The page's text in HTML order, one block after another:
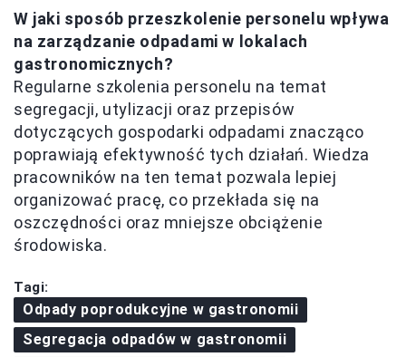
W jaki sposób przeszkolenie personelu wpływa
na zarządzanie odpadami w lokalach
gastronomicznych?
Regularne szkolenia personelu na temat
segregacji, utylizacji oraz przepisów
dotyczących gospodarki odpadami znacząco
poprawiają efektywność tych działań. Wiedza
pracowników na ten temat pozwala lepiej
organizować pracę, co przekłada się na
oszczędności oraz mniejsze obciążenie
środowiska.
Tagi:
Odpady poprodukcyjne w gastronomii
Segregacja odpadów w gastronomii